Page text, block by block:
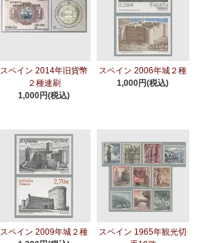
スペイン 2014年旧貨幣
２種連刷
1,000円(税込)
スペイン 2006年城２種
1,000円(税込)
スペイン 2009年城２種
スペイン 1965年観光切